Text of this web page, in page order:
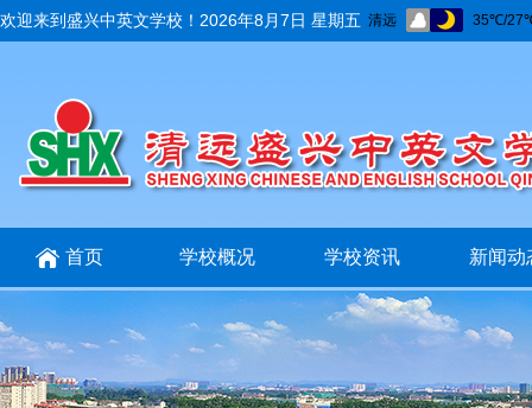
欢迎来到盛兴中英文学校！ 2026年8月7日 星期五
首页 学校概况 学校资讯 新闻动
招生招聘 互动交流 在线报名